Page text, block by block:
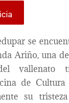
se
Ariño, una
vallenato
de Cultura
su